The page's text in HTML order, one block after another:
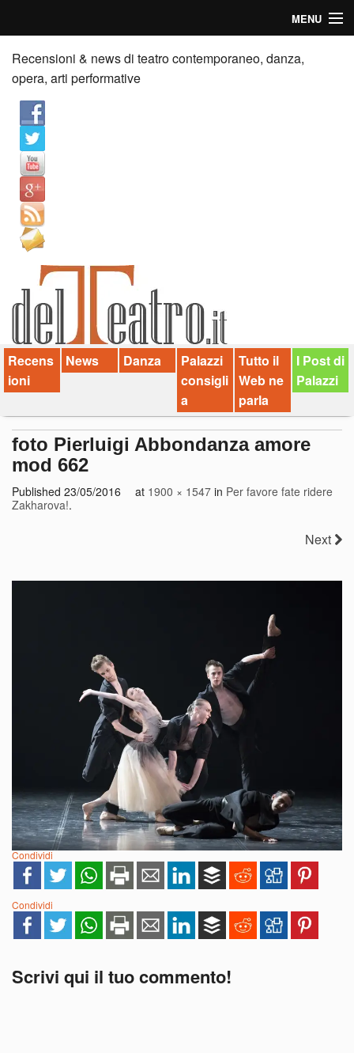
MENU
Home
Recensioni
Anticipazioni
News
Palazzi consiglia
Video
Chi siamo
Contatti
dT in English
Recensioni & news di teatro contemporaneo, danza,
opera, arti performative
Recens
ioni
News Danza
Palazzi
consigli
a
Tutto il
Web ne
parla
I Post di
Palazzi
foto Pierluigi Abbondanza amore
mod 662
Published 23/05/2016 at 1900 × 1547 in Per favore fate ridere
Zakharova!.
Next
Condividi
Condividi
Scrivi qui il tuo commento!